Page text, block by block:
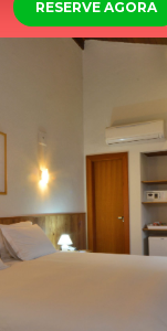
RESERVE AGORA